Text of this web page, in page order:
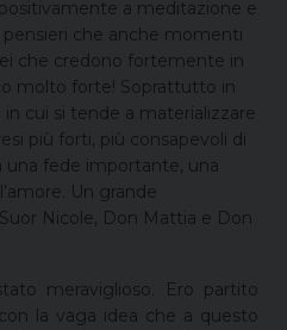
a meditazione e
pensieri che anche momenti
che credono fortemente in
molto forte! Soprattutto in
cui si tende a materializzare
più forti, più consapevoli di
una fede importante, una
Un grande
Nicole, Don Mattia e Don
meraviglioso. Ero partito
la vaga idea che a questo